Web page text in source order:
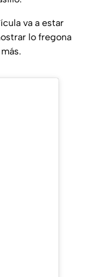
va a estar
lo fregona